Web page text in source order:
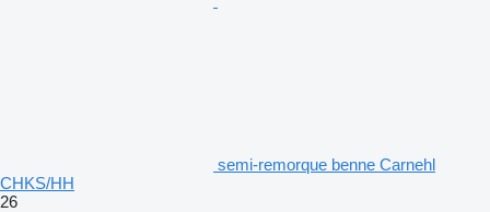
semi-remorque benne Carnehl
CHKS/HH
26